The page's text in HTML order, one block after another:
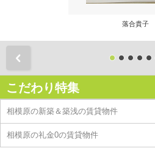
落合貴子
こだわり特集
相模原の新築＆築浅の賃貸物件
相模原の礼金0の賃貸物件